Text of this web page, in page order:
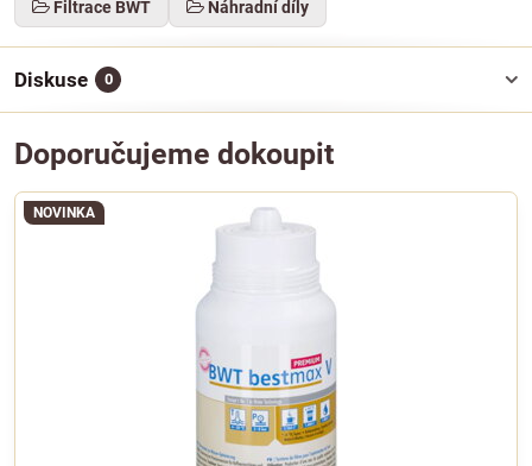
Filtrace BWT Náhradní díly
Diskuse 0
Doporučujeme dokoupit
NOVINKA